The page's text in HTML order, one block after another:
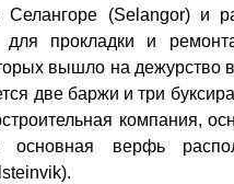
Селангоре (Selangor) и
прокладки и
вышло на дежурство в
две баржи и три
компания,
основная верфь